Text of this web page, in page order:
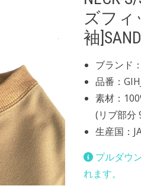
ズフィ
袖]SAND
ブランド
品番：
素材：
(リブ部分
生産国：
プルダウ
れます。